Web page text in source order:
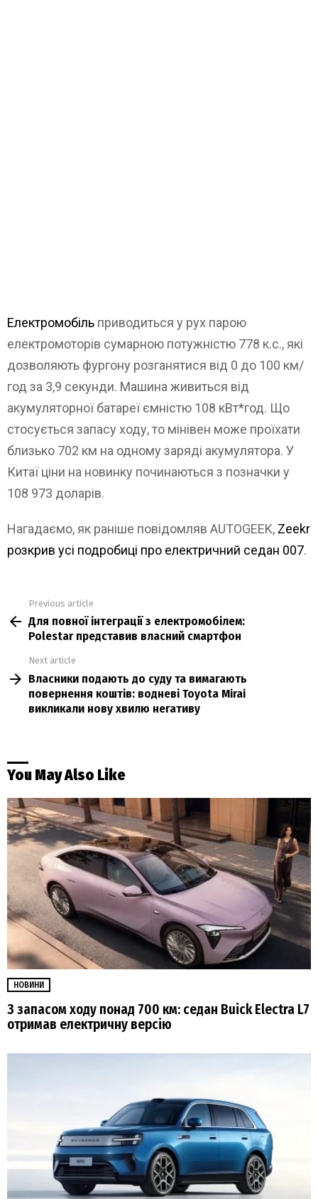
Електромобіль приводиться у рух парою
електромоторів сумарною потужністю 778 к.с., які
дозволяють фургону розганятися від 0 до 100 км/
год за 3,9 секунди. Машина живиться від
акумуляторної батареї ємністю 108 кВт*год. Що
стосується запасу ходу, то мінівен може проїхати
близько 702 км на одному заряді акумулятора. У
Китаї ціни на новинку починаються з позначки у
108 973 доларів.
Нагадаємо, як раніше повідомляв AUTOGEEK, Zeekr
розкрив усі подробиці про електричний седан 007.
more
Previous article
Для повної інтеграції з електромобілем:
Polestar представив власний смартфон
Next article
Власники подають до суду та вимагають
повернення коштів: водневі Toyota Mirai
викликали нову хвилю негативу
You May Also Like
НОВИНИ
З запасом ходу понад 700 км: седан Buick Electra L7
отримав електричну версію